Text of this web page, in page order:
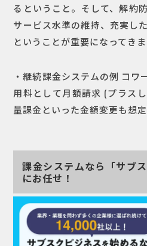
るということ。そして、解約
サービス水準の維持、充実し
ということが重要になってきま
・継続課金システムの例 コワ
用料として月額請求 (プラス
量課金といった金額変更も想
課金システムなら「サブス
にお任せ！